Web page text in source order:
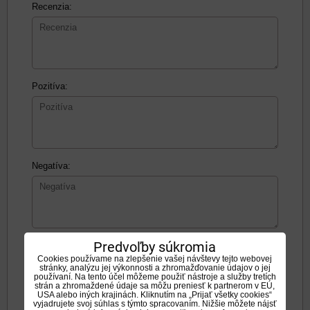
Recenzia:
Pozitíva:
Negatíva:
Zadajte prosím hodnotenie, výhody alebo zápory - aspoň
jedna položka je povinná.
Hodnotenie produktu:
Predvoľby súkromia
Cookies používame na zlepšenie vašej návštevy tejto webovej
stránky, analýzu jej výkonnosti a zhromažďovanie údajov o jej
používaní. Na tento účel môžeme použiť nástroje a služby tretích
strán a zhromaždené údaje sa môžu preniesť k partnerom v EÚ,
USA alebo iných krajinách. Kliknutím na „Prijať všetky cookies“
vyjadrujete svoj súhlas s týmto spracovaním. Nižšie môžete nájsť